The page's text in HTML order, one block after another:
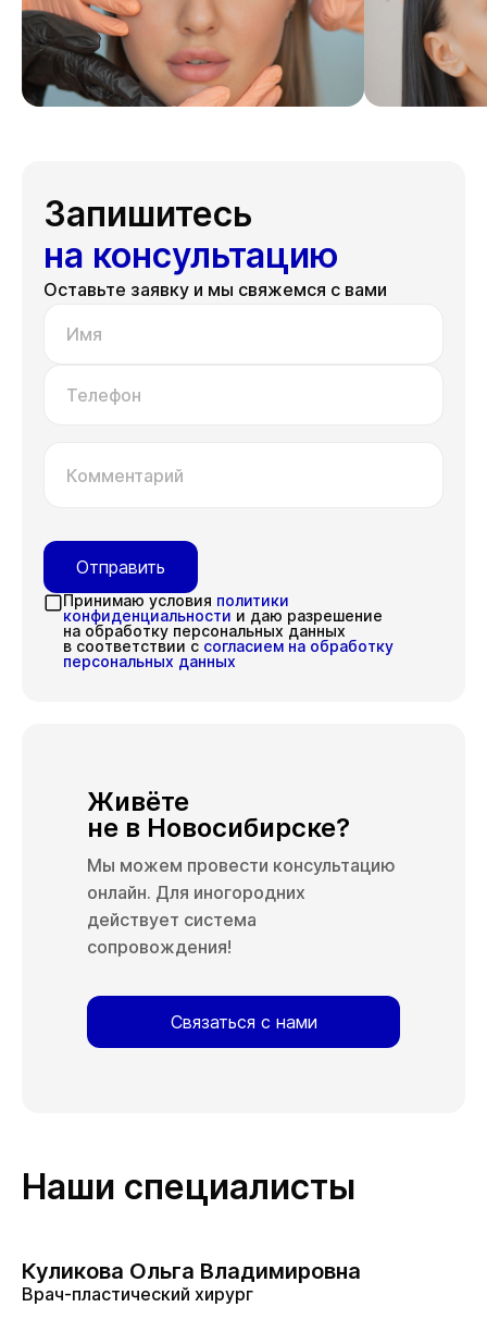
Запишитесь
на консультацию
Оставьте заявку и мы свяжемся с вами
Имя
Телефон
Комментарий
Принимаю условия политики
конфиденциальности и даю разрешение
на обработку персональных данных
в соответствии с согласием на обработку
персональных данных
Отправить
Живёте
не в Новосибирске?
Мы можем провести консультацию
онлайн. Для иногородних
действует система
сопровождения!
Связаться с нами
Наши специалисты
Куликова Ольга Владимировна
Врач-пластический хирург